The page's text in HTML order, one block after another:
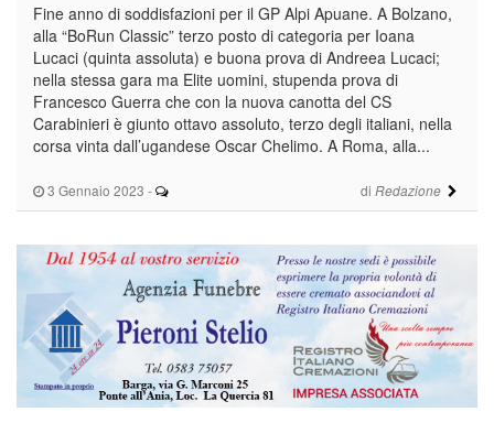
3 Gennaio 2023 - di Redazione
Fine anno di soddisfazioni per il GP Alpi Apuane. A Bolzano,
alla “BoRun Classic” terzo posto di categoria per Ioana
Lucaci (quinta assoluta) e buona prova di Andreea Lucaci;
nella stessa gara ma Elite uomini, stupenda prova di
Francesco Guerra che con la nuova canotta del CS
Carabinieri è giunto ottavo assoluto, terzo degli italiani, nella
corsa vinta dall’ugandese Oscar Chelimo. A Roma, alla...